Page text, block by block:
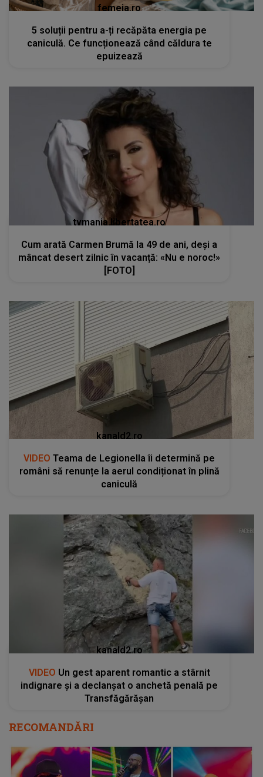
femeia.ro
5 soluții pentru a-ți recăpăta energia pe
caniculă. Ce funcționează când căldura te
epuizează
tvmania.libertatea.ro
Cum arată Carmen Brumă la 49 de ani, deși a
mâncat desert zilnic în vacanță: «Nu e noroc!»
[FOTO]
kanald2.ro
VIDEO Teama de Legionella îi determină pe
români să renunțe la aerul condiționat în plină
caniculă
kanald2.ro
VIDEO Un gest aparent romantic a stârnit
indignare și a declanșat o anchetă penală pe
Transfăgărășan
RECOMANDĂRI